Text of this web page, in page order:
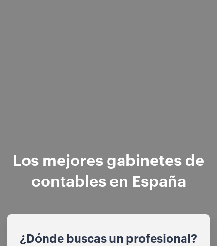
Los mejores gabinetes de
contables en España
¿Dónde buscas un profesional?